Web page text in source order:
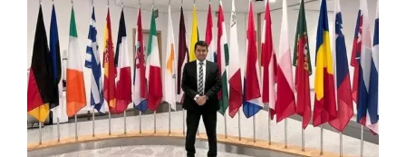
এমনভাবে
দাও,
যাতে
ফার্স্ট
হতে
বিসিএস ক্যাডার হতে হলে কিভাবে নিজেকে তৈরি করবো?